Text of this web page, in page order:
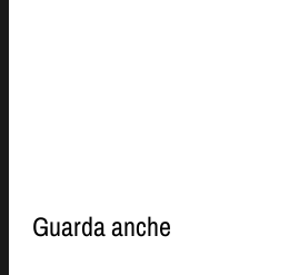
Guarda anche